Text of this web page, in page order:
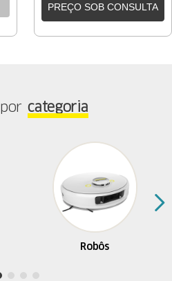
PREÇO SOB CONSULTA
categoria
Robôs